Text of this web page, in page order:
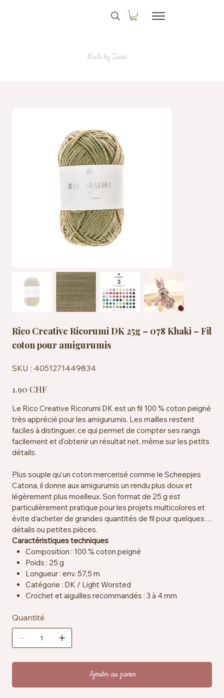
Made by Zazie
Rico Creative Ricorumi DK 25g – 078 Khaki – Fil
coton pour amigurumis
SKU : 4051271449834
4051271449834
1.90 CHF
Le Rico Creative Ricorumi DK est un fil 100 % coton peigné
très apprécié pour les amigurumis. Les mailles restent
faciles à distinguer, ce qui permet de compter ses rangs
facilement et d'obtenir un résultat net, même sur les petits
détails.
Plus souple qu'un coton mercerisé comme le Scheepjes
Catona, il donne aux amigurumis un rendu plus doux et
légèrement plus moelleux. Son format de 25 g est
particulièrement pratique pour les projets multicolores et
évite d'acheter de grandes quantités de fil pour quelques
détails ou petites pièces.
Caractéristiques techniques
Composition : 100 % coton peigné
Poids : 25 g
Longueur : env. 57,5 m
Catégorie : DK / Light Worsted
Crochet et aiguilles recommandés : 3 à 4 mm
Certification : OEKO-TEX® Standard 100
Particularités : vegan, résistant à la salive
Entretien : lavable en machine à 30 °C
Quantité
Ajouter au panier